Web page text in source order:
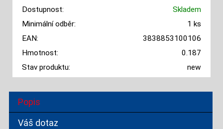
Dostupnost:
Skladem
Minimální odběr:
1 ks
EAN:
3838853100106
Hmotnost:
0.187
Stav produktu:
new
Popis
Váš dotaz